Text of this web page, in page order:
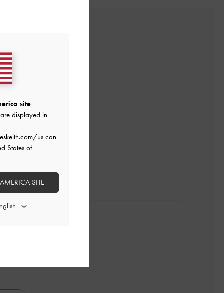
レビューを書く
site
displayed in
uscan
States of
SITE